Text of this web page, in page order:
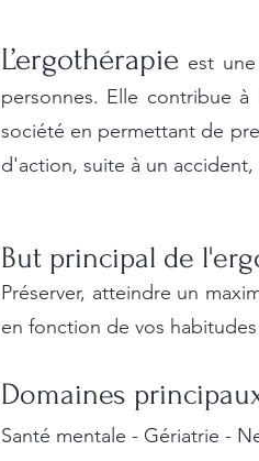
L’ergothérapie est
personnes. Elle contribue
société en permettant de
d'action, suite à un
But principal de
Préserver, atteindre un
en fonction de vos
Domaines
Santé mentale - Gériatrie -